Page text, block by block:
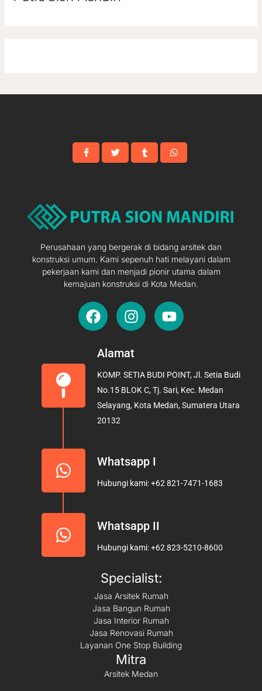
Perusahaan yang bergerak di bidang arsitek dan
konstruksi umum. Kami sepenuh hati melayani dalam
pekerjaan kami dan menjadi pionir utama dalam
kemajuan konstruksi di Kota Medan.
F
a
e
o
o
k
I
n
t
g
r
a
Y
o
b
e
Alamat
KOMP. SETIA BUDI POINT, Jl. Setia Budi
No.15 BLOK C, Tj. Sari, Kec. Medan
Selayang, Kota Medan, Sumatera Utara
20132
Whatsapp I
Hubungi kami: +62 821-7471-1683
Whatsapp II
Hubungi kami: +62 823-5210-8600
Specialist:
Jasa Arsitek Rumah
Jasa Bangun Rumah
Jasa Interior Rumah
Jasa Renovasi Rumah
Layanan One Stop Building
Mitra
Arsitek Medan